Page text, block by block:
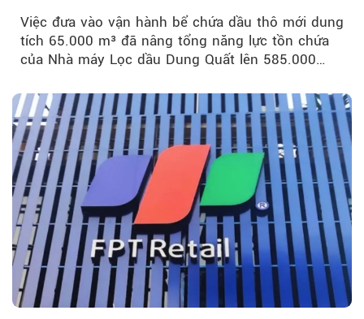
Việc đưa vào vận hành bể chứa dầu thô mới dung
tích 65.000 m³ đã nâng tổng năng lực tồn chứa
của Nhà máy Lọc dầu Dung Quất lên 585.000